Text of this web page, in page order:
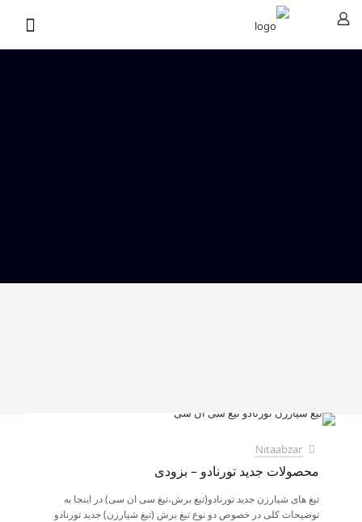
Nitaabzar
محصولات جدید تورنادو – بزودی
تیغ های شیارزن جدید تورنادو(تیغ برش،تیغ سی ان سی) در اینجا به
توضیحات کلی در خصوص دو نوع تیغ برش (تیغ شیارزن) جدید تورنادو